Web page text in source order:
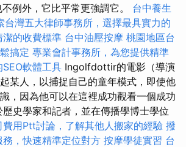
例外，它比平常更強調它。 台中養生
台灣五大律師事務所，選擇最具實力的
的收費標準 台中油壓按摩 桃園地區台
搞定 專業會計事務所，為您提供精準
SEO軟體工具 Ingolfdottir的電影（導演
某人，以捕捉自己的童年模式，即使他
，因為他可以在這裡成功觀看一個成功
史學家和記者，並在傳播學博士學位
費用Ptt討論，了解其他人搬家的經驗 撥
務，快速精準定位對方 按摩學徒實習 台